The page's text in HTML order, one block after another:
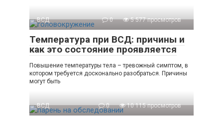
ВСД 0 5 577 просмотров
Температура при ВСД: причины и
как это состояние проявляется
Повышение температуры тела – тревожный симптом, в
котором требуется досконально разобраться. Причины
могут быть
ВСД 0 10 115 просмотров